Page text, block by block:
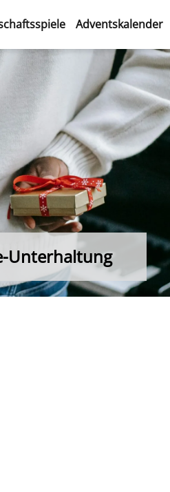
Adventskalender
Unterhaltung